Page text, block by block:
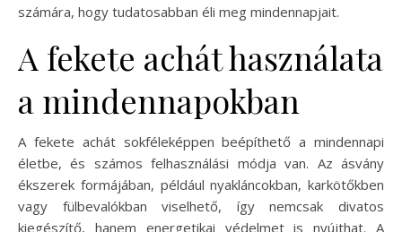
számára, hogy tudatosabban éli meg mindennapjait.
A fekete achát használata
a mindennapokban
A fekete achát sokféleképpen beépíthető a mindennapi
életbe, és számos felhasználási módja van. Az ásvány
ékszerek formájában, például nyakláncokban, karkötőkben
vagy fülbevalókban viselhető, így nemcsak divatos
kiegészítő, hanem energetikai védelmet is nyújthat. A